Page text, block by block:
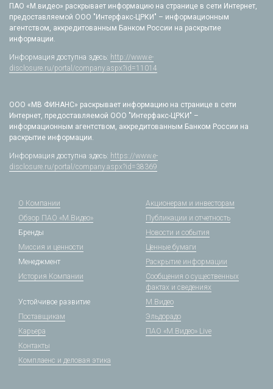
ПАО «М.видео» раскрывает информацию на странице в сети Интернет,
предоставляемой ООО "Интерфакс-ЦРКИ" – информационным
агентством, аккредитованным Банком России на раскрытие
информации.
Информация доступна здесь: http://www.e-
disclosure.ru/portal/company.aspx?id=11014
ООО «МВ ФИНАНС» раскрывает информацию на странице в сети
Интернет, предоставляемой ООО "Интерфакс-ЦРКИ" –
информационным агентством, аккредитованным Банком России на
раскрытие информации.
Информация доступна здесь: https://www.e-
disclosure.ru/portal/company.aspx?id=38369
О Компании
Обзор ПАО «М.Видео»
Бренды
Миссия и ценности
Менеджмент
История Компании
Акционерам и инвесторам
Публикации и отчетность
Новости и события
Ценные бумаги
Раскрытие информации
Сообщения о существенных
фактах и сведениях
Устойчивое развитие
Поставщикам
Карьера
Контакты
Комплаенс и деловая этика
М.Видео
Эльдорадо
ПАО «М.Видео» Live